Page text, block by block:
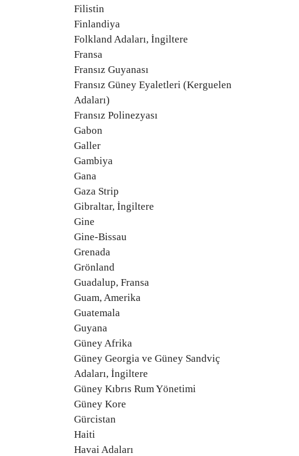
Filistin
Finlandiya
Folkland Adaları, İngiltere
Fransa
Fransız Guyanası
Fransız Güney Eyaletleri (Kerguelen
Adaları)
Fransız Polinezyası
Gabon
Galler
Gambiya
Gana
Gaza Strip
Gibraltar, İngiltere
Gine
Gine-Bissau
Grenada
Grönland
Guadalup, Fransa
Guam, Amerika
Guatemala
Guyana
Güney Afrika
Güney Georgia ve Güney Sandviç
Adaları, İngiltere
Güney Kıbrıs Rum Yönetimi
Güney Kore
Gürcistan
Haiti
Havai Adaları